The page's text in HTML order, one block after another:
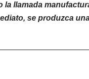
la llamada
se produzca